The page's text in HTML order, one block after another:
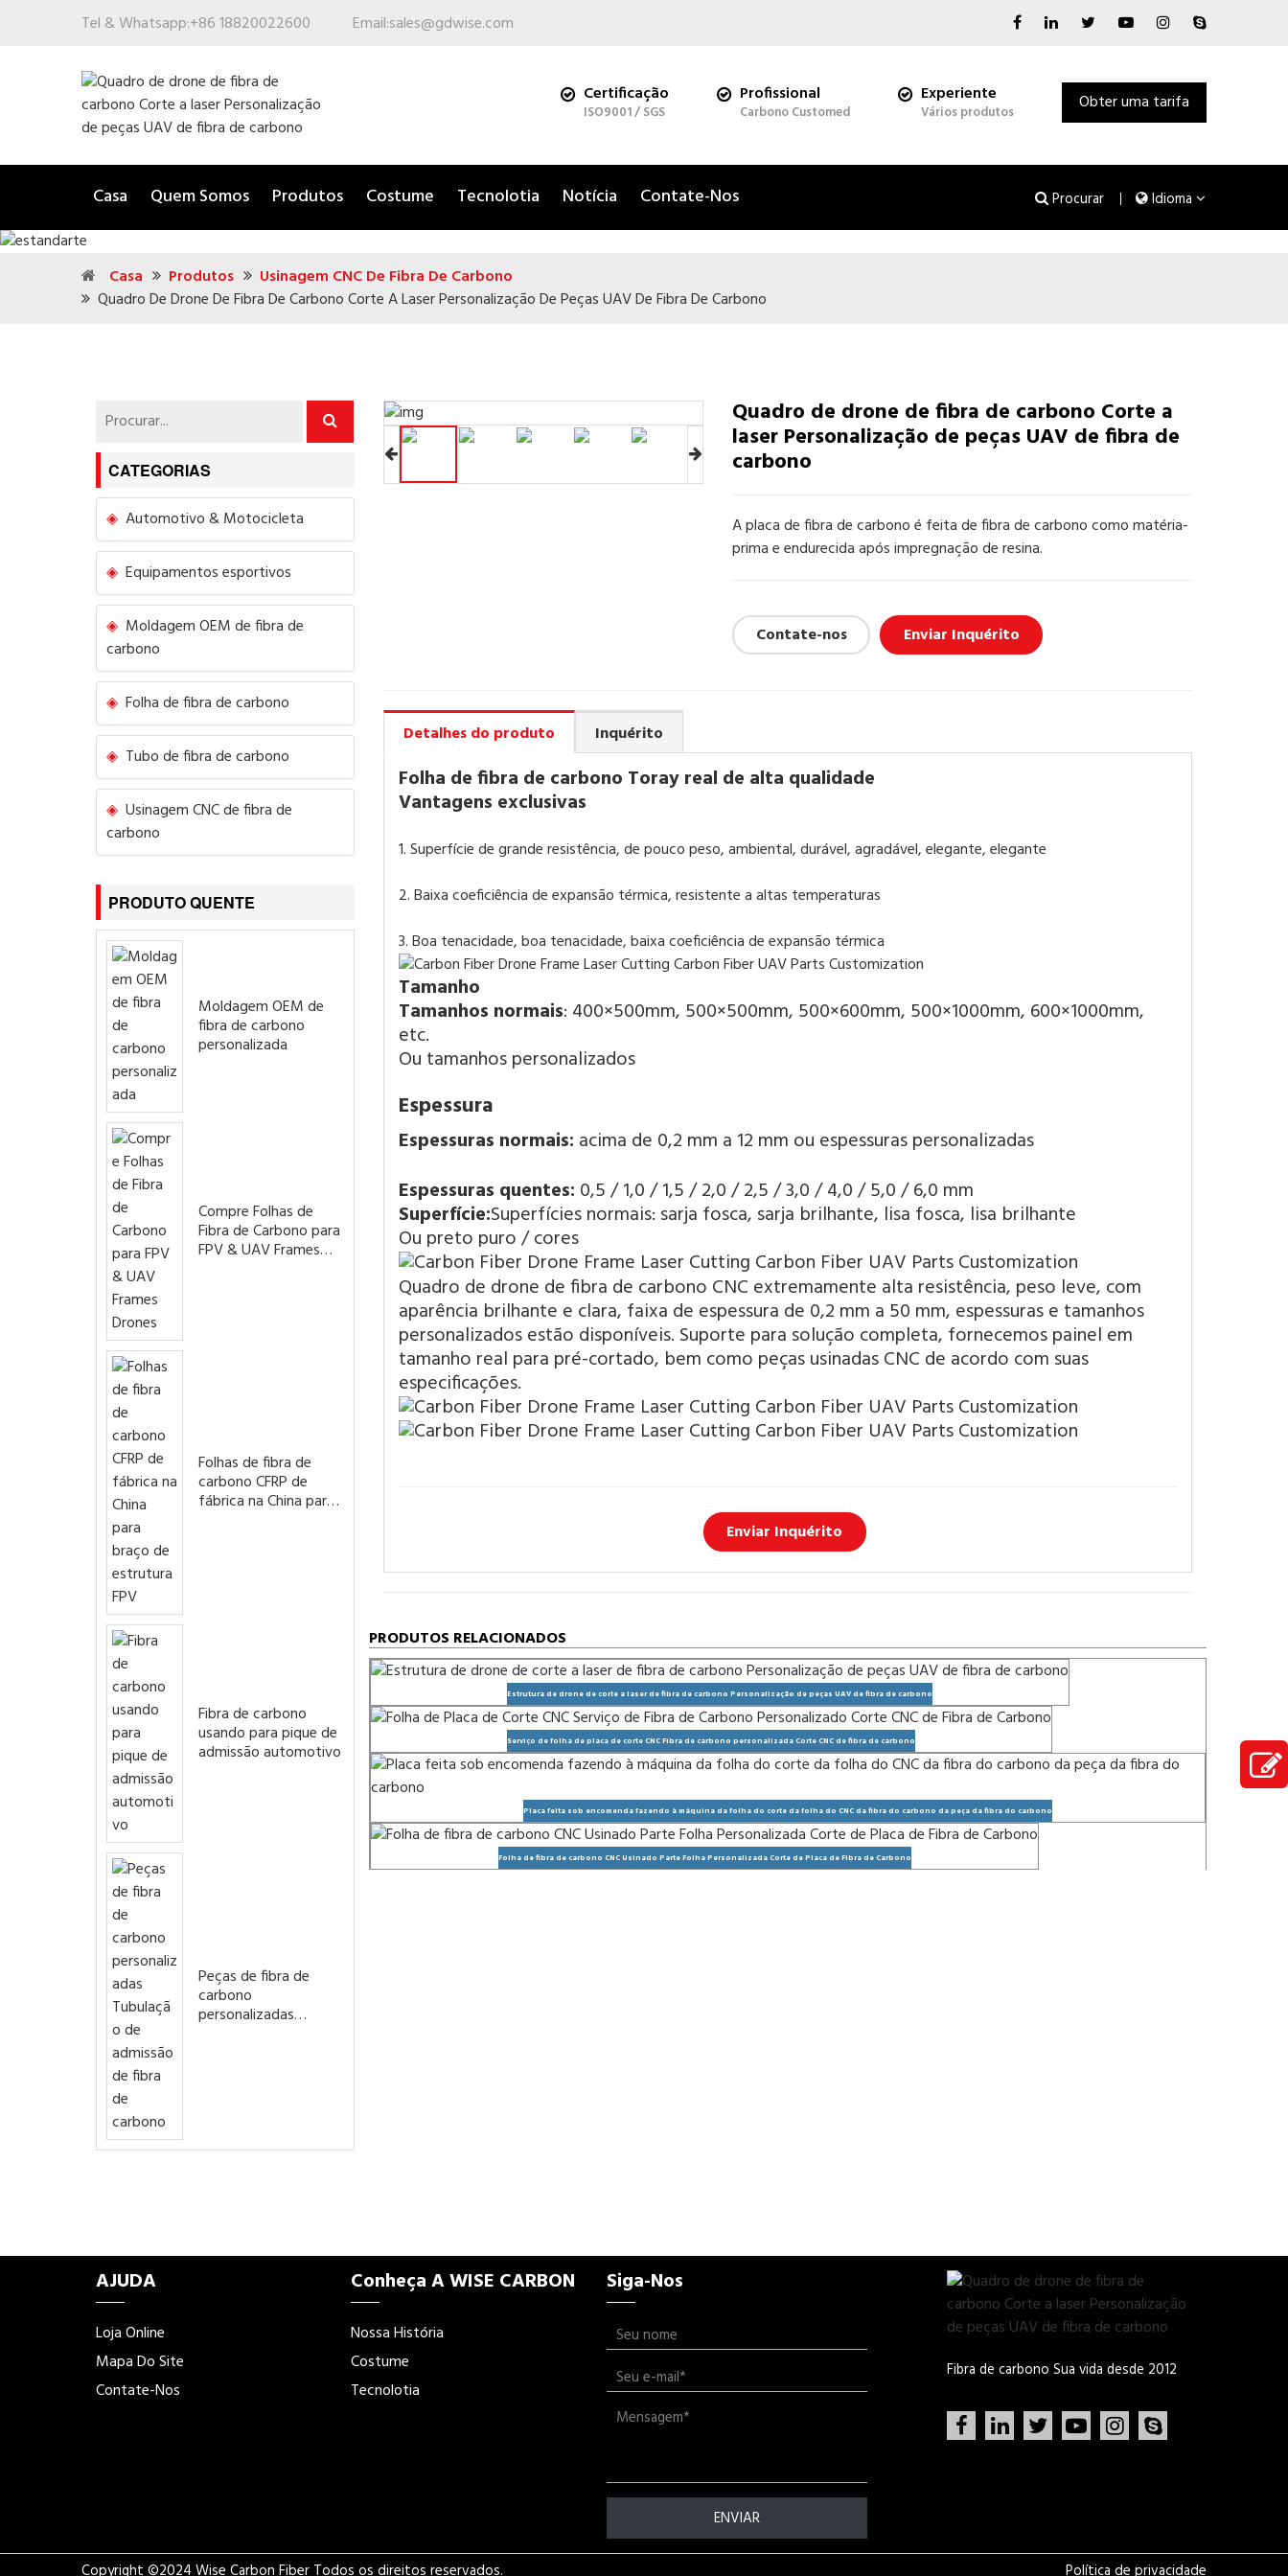
Tel & Whatsapp:+86 18820022600 Email:sales@gdwise.com
Certificação
ISO9001 / SGS
Profissional
Carbono Customed
Experiente
Vários produtos Obter uma tarifa
Casa Quem Somos Produtos Costume Tecnolotia Notícia Contate-Nos Idioma
Procurar
Casa Produtos
Usinagem CNC De Fibra De Carbono
Quadro De Drone De Fibra De Carbono Corte A Laser Personalização De Peças UAV De Fibra De Carbono
Quadro de drone de fibra de carbono Corte a
laser Personalização de peças UAV de fibra de
carbono
A placa de fibra de carbono é feita de fibra de carbono como matéria-
prima e endurecida após impregnação de resina.
Contate-nos Enviar Inquérito
Detalhes do produto Inquérito
Folha de fibra de carbono Toray real de alta qualidade
Vantagens exclusivas
1. Superfície de grande resistência, de pouco peso, ambiental, durável, agradável, elegante, elegante
2. Baixa coeficiência de expansão térmica, resistente a altas temperaturas
3. Boa tenacidade, boa tenacidade, baixa coeficiência de expansão térmica
Tamanho
Tamanhos normais: 400×500mm, 500×500mm, 500×600mm, 500×1000mm, 600×1000mm,
etc.
Ou tamanhos personalizados
Espessura
Espessuras normais: acima de 0,2 mm a 12 mm ou espessuras personalizadas
Espessuras quentes: 0,5 / 1,0 / 1,5 / 2,0 / 2,5 / 3,0 / 4,0 / 5,0 / 6,0 mm
Superfície:Superfícies normais: sarja fosca, sarja brilhante, lisa fosca, lisa brilhante
Ou preto puro / cores
Quadro de drone de fibra de carbono CNC extremamente alta resistência, peso leve, com
aparência brilhante e clara, faixa de espessura de 0,2 mm a 50 mm, espessuras e tamanhos
personalizados estão disponíveis. Suporte para solução completa, fornecemos painel em
tamanho real para pré-cortado, bem como peças usinadas CNC de acordo com suas
especificações.
Enviar Inquérito
PRODUTOS RELACIONADOS
Estrutura de drone de corte a laser de fibra de carbono Personalização de peças UAV de fibra de carbono
Serviço de folha de placa de corte CNC Fibra de carbono personalizada Corte CNC de fibra de carbono
Placa feita sob encomenda fazendo à máquina da folha do corte da folha do CNC da fibra do carbono da peça da fibra do carbono
Folha de fibra de carbono CNC Usinado Parte Folha Personalizada Corte de Placa de Fibra de Carbono
CATEGORIAS
Automotivo & Motocicleta
Equipamentos esportivos
Moldagem OEM de fibra de
carbono
Folha de fibra de carbono
Tubo de fibra de carbono
Usinagem CNC de fibra de
carbono
PRODUTO QUENTE
Moldagem OEM de
fibra de carbono
personalizada
Compre Folhas de
Fibra de Carbono para
FPV & UAV Frames
Folhas de fibra de
carbono CFRP de
fábrica na China para
Fibra de carbono
usando para pique de
admissão automotivo
Peças de fibra de
carbono
personalizadas
AJUDA
Loja Online
Mapa Do Site
Contate-Nos
Conheça A WISE CARBON
Nossa História
Costume
Tecnolotia
Siga-Nos
ENVIAR
Fibra de carbono Sua vida desde 2012
Copyright ©2024 Wise Carbon Fiber Todos os direitos reservados. Política de privacidade